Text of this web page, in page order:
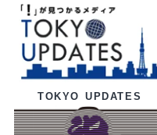
TOKYO UPDATES